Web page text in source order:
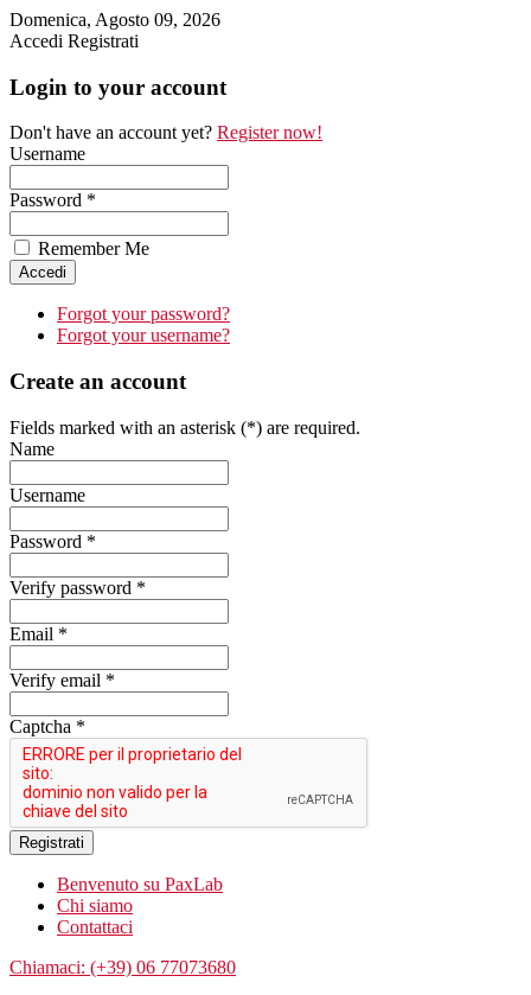
Domenica, Agosto 09, 2026
Accedi Registrati
Login to your account
Don't have an account yet? Register now!
Username
Password *
Remember Me
Forgot your password?
Forgot your username?
Create an account
Fields marked with an asterisk (*) are required.
Name
Username
Password *
Verify password *
Email *
Verify email *
Captcha *
Registrati
Benvenuto su PaxLab
Chi siamo
Contattaci
Chiamaci: (+39) 06 77073680